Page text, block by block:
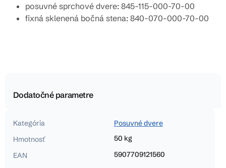
posuvné sprchové dvere: 845-115-000-70-00
fixná sklenená bočná stena: 840-070-000-70-00
Dodatočné parametre
Kategória
Posuvné dvere
Hmotnosť
50 kg
EAN
5907709121560